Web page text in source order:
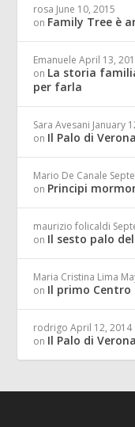
rosa June 10, 2015
on Family Tree è
Emanuele April 13,
on La storia
per farla
Sara Avesani January
on Il Palo di
Mario De Canale
on Principi
maurizio folicaldi
on Il sesto palo
Maria Cristina Lima
on Il primo
rodrigo April 12, 2014
on Il Palo di